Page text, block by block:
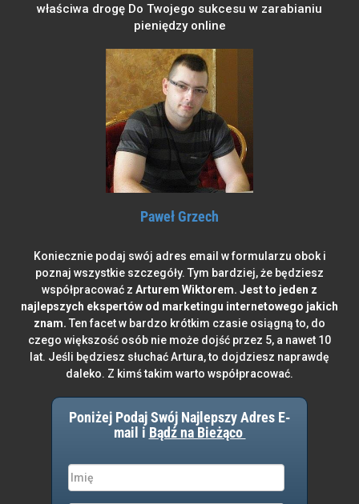
właściwa drogę Do Twojego sukcesu w zarabianiu
pieniędzy online
Paweł Grzech
Koniecznie podaj swój adres email w formularzu obok i
poznaj wszystkie szczegóły. Tym bardziej, że będziesz
współpracować z Arturem Wiktorem. Jest to jeden z
najlepszych ekspertów od marketingu internetowego jakich
znam. Ten facet w bardzo krótkim czasie osiągną to, do
czego większość osób nie może dojść przez 5, a nawet 10
lat. Jeśli będziesz słuchać Artura, to dojdziesz naprawdę
daleko. Z kimś takim warto współpracować.
Poniżej Podaj Swój Najlepszy Adres E-
mail i Bądź na Bieżąco